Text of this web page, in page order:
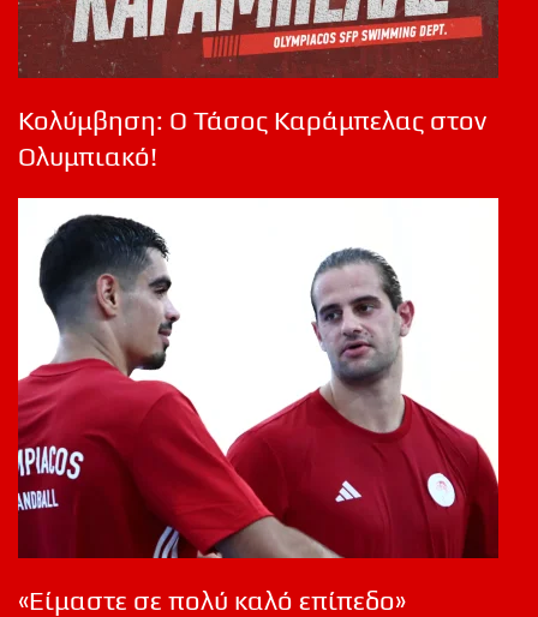
Κολύμβηση: Ο Τάσος Καράμπελας στον
Ολυμπιακό!
«Είμαστε σε πολύ καλό επίπεδο»